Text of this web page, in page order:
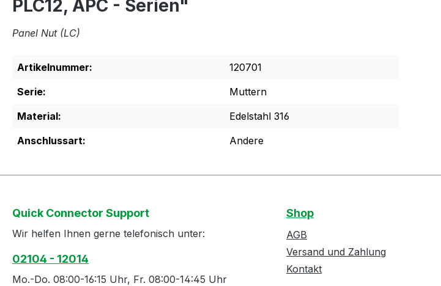
PLC12, APC - Serien"
Panel Nut (LC)
Artikelnummer:
120701
Serie:
Muttern
Material:
Edelstahl 316
Anschlussart:
Andere
Quick Connector Support
Wir helfen Ihnen gerne telefonisch unter:
02104 - 12014
Mo.-Do. 08:00-16:15 Uhr, Fr. 08:00-14:45 Uhr
Shop
AGB
Versand und Zahlung
Kontakt